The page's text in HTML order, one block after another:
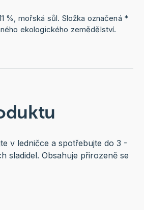
%, mořská sůl. Složka označená *
ekologického zemědělství.
v ledničce a spotřebujte do 3 -
sladidel. Obsahuje přirozeně se